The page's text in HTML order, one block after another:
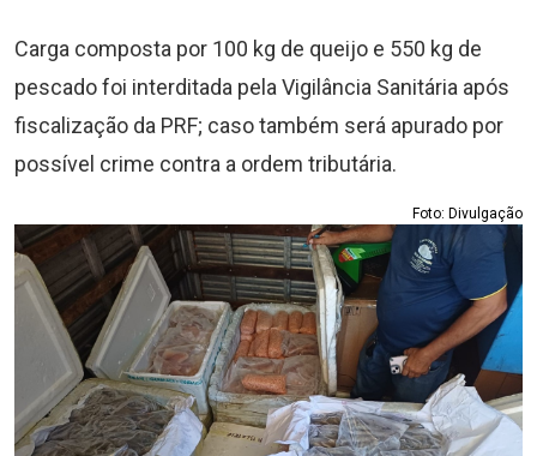
Carga composta por 100 kg de queijo e 550 kg de
pescado foi interditada pela Vigilância Sanitária após
fiscalização da PRF; caso também será apurado por
possível crime contra a ordem tributária.
Foto: Divulgação